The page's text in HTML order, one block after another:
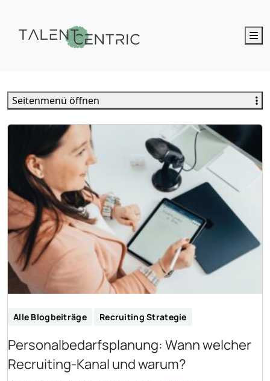
Alle Blogbeiträge Recruiting Strategie
Personalbedarfsplanung: Wann welcher
Recruiting-Kanal und warum?
Seitenmenü öffnen